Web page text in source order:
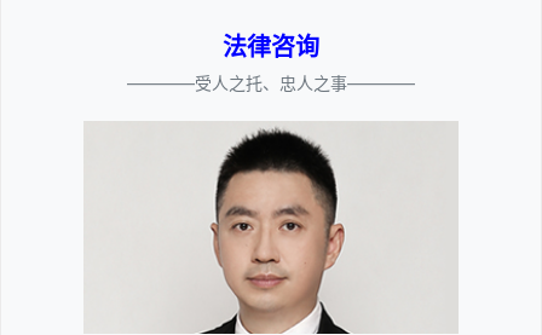
法律咨询
————受人之托、忠人之事————